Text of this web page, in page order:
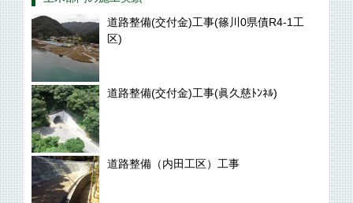
道路整備(交付金)工事(篠川0県債R4-1工
区)
道路整備(交付金)工事(眞久慈ﾄﾝﾈﾙ)
道路整備（内田工区）工事